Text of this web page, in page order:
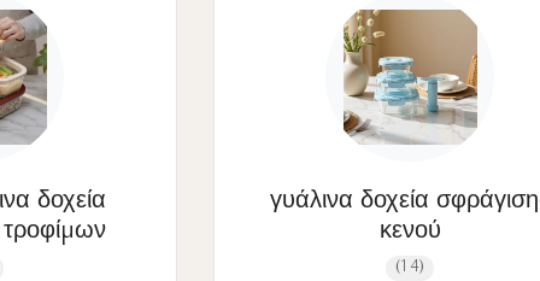
δοχεία
γυάλινα δοχεία
κενού
(14)